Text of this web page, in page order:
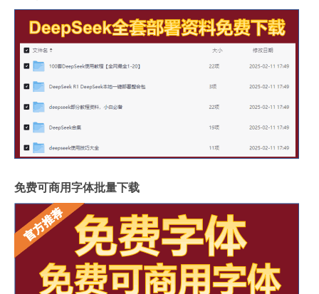
免费可商用字体批量下载